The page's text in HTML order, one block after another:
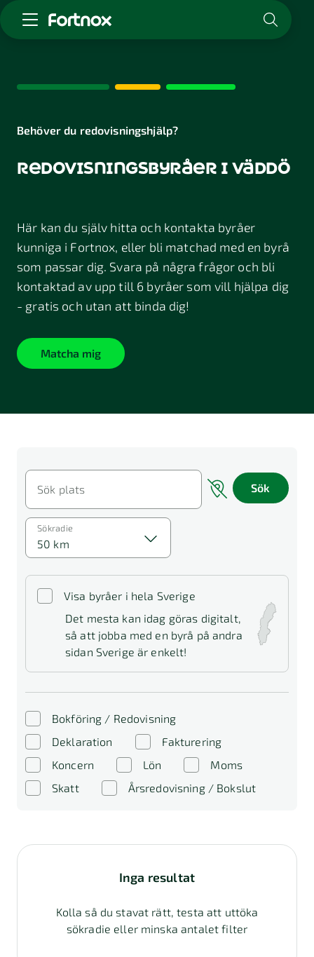
Skaffa Fortnox
Kunskap & inspiration
Logga in
Karriär
Kontakt
Behöver du redovisningshjälp?
redovisningsbyråer i väddö
Här kan du själv hitta och kontakta byråer
kunniga i Fortnox, eller bli matchad med en byrå
som passar dig. Svara på några frågor och bli
kontaktad av upp till 6 byråer som vill hjälpa dig
- gratis och utan att binda dig!
Matcha mig
Sök plats Sök
Visa byråer i hela Sverige
Det mesta kan idag göras digitalt,
så att jobba med en byrå på andra
sidan Sverige är enkelt!
Sökradie
50 km
Bokföring / Redovisning
Deklaration
Fakturering
Koncern
Lön
Moms
Skatt
Årsredovisning / Bokslut
Inga resultat
Kolla så du stavat rätt, testa att uttöka
sökradie eller minska antalet filter